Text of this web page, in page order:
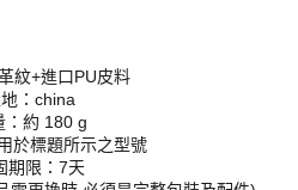
紋+進口PU皮料
：china
：約 180 g
於標題所示之型號
期限：7天